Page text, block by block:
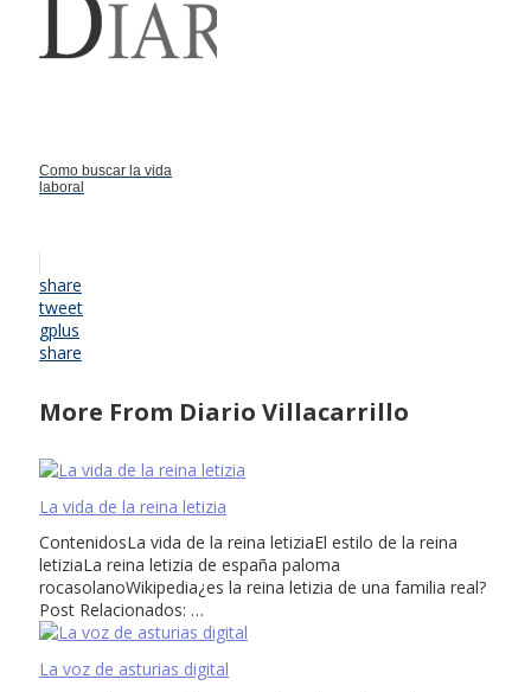
Como buscar la vida
laboral
share
tweet
gplus
share
More From Diario Villacarrillo
La vida de la reina letizia
ContenidosLa vida de la reina letiziaEl estilo de la reina
letiziaLa reina letizia de españa paloma
rocasolanoWikipedia¿es la reina letizia de una familia real?
Post Relacionados: …
La voz de asturias digital